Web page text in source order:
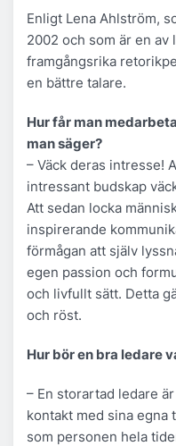
Enligt Lena Ahlström,
2002 och som är en av
framgångsrika
en bättre talare.
Hur får man
man säger?
– Väck deras intresse!
intressant budskap
Att sedan locka
inspirerande
förmågan att själv
egen passion och
och livfullt sätt. Detta
och röst.
Hur bör en bra ledare
– En storartad ledare
kontakt med sina egna
som personen hela